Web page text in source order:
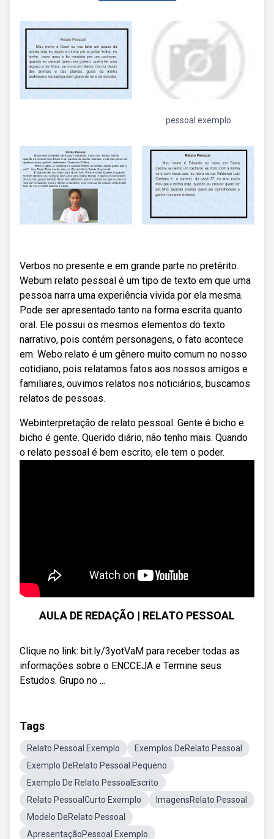
pessoal exemplo
Verbos no presente e em grande parte no pretérito.
Webum relato pessoal é um tipo de texto em que uma
pessoa narra uma experiência vivida por ela mesma.
Pode ser apresentado tanto na forma escrita quanto
oral. Ele possui os mesmos elementos do texto
narrativo, pois contém personagens, o fato acontece
em. Webo relato é um gênero muito comum no nosso
cotidiano, pois relatamos fatos aos nossos amigos e
familiares, ouvimos relatos nos noticiários, buscamos
relatos de pessoas.
Webinterpretação de relato pessoal. Gente é bicho e
bicho é gente. Querido diário, não tenho mais. Quando
o relato pessoal é bem escrito, ele tem o poder.
AULA DE REDAÇÃO | RELATO PESSOAL
Clique no link: bit.ly/3yotVaM para receber todas as
informações sobre o ENCCEJA e Termine seus
Estudos. Grupo no ...
Tags
Relato Pessoal Exemplo
Exemplos DeRelato Pessoal
Exemplo DeRelato Pessoal Pequeno
Exemplo De Relato PessoalEscrito
Relato PessoalCurto Exemplo
ImagensRelato Pessoal
Modelo DeRelato Pessoal
ApresentaçãoPessoal Exemplo